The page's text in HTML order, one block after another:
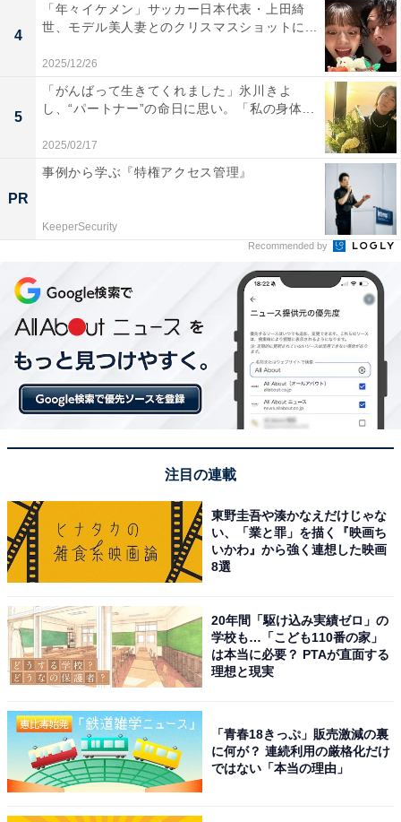
4
「年々イケメン」サッカー日本代表・上田綺
世、モデル美人妻とのクリスマスショットに...
2025/12/26
5
「がんばって生きてくれました」氷川きよ
し、“パートナー”の命日に思い。「私の身体...
2025/02/17
PR
事例から学ぶ『特権アクセス管理』
KeeperSecurity
Recommended by
注目の連載
東野圭吾や湊かなえだけじゃな
い、「業と罪」を描く『映画ち
いかわ』から強く連想した映画
8選
20年間「駆け込み実績ゼロ」の
学校も…「こども110番の家」
は本当に必要？ PTAが直面する
理想と現実
「青春18きっぷ」販売激減の裏
に何が？ 連続利用の厳格化だけ
ではない「本当の理由」